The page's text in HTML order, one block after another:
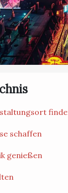
schaffen
genießen